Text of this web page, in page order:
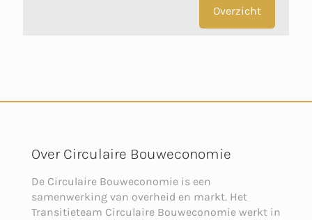
Overzicht
Over Circulaire Bouweconomie
De Circulaire Bouweconomie is een
samenwerking van overheid en markt. Het
Transitieteam Circulaire Bouweconomie werkt in